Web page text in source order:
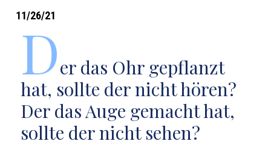
11/26/21
Der das Ohr gepflanzt
hat, sollte der nicht hören?
Der das Auge gemacht hat,
sollte der nicht sehen?